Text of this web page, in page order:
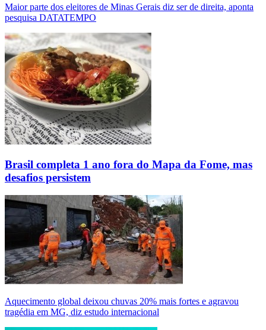
Maior parte dos eleitores de Minas Gerais diz ser de direita, aponta
pesquisa DATATEMPO
Brasil completa 1 ano fora do Mapa da Fome, mas
desafios persistem
Aquecimento global deixou chuvas 20% mais fortes e agravou
tragédia em MG, diz estudo internacional